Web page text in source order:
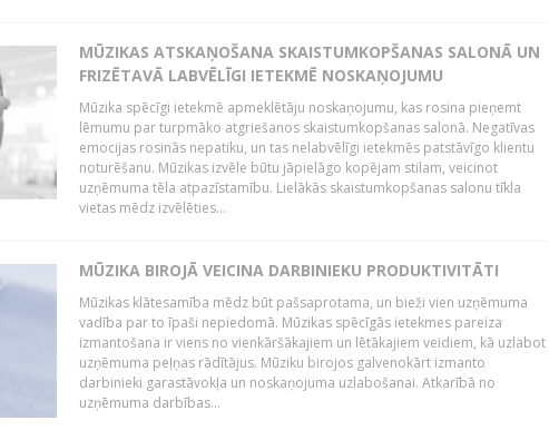
MŪZIKAS ATSKAŅOŠANA SKAISTUMKOPŠANAS SALONĀ UN
FRIZĒTAVĀ LABVĒLĪGI IETEKMĒ NOSKAŅOJUMU
Mūzika spēcīgi ietekmē apmeklētāju noskaņojumu, kas rosina pieņemt
lēmumu par turpmāko atgriešanos skaistumkopšanas salonā. Negatīvas
emocijas rosinās nepatiku, un tas nelabvēlīgi ietekmēs patstāvīgo klientu
noturēšanu. Mūzikas izvēle būtu jāpielāgo kopējam stilam, veicinot
uzņēmuma tēla atpazīstamību. Lielākās skaistumkopšanas salonu tīkla
vietas mēdz izvēlēties...
MŪZIKA BIROJĀ VEICINA DARBINIEKU PRODUKTIVITĀTI
Mūzikas klātesamība mēdz būt pašsaprotama, un bieži vien uzņēmuma
vadība par to īpaši nepiedomā. Mūzikas spēcīgās ietekmes pareiza
izmantošana ir viens no vienkāršākajiem un lētākajiem veidiem, kā uzlabot
uzņēmuma peļņas rādītājus. Mūziku birojos galvenokārt izmanto
darbinieki garastāvokļa un noskaņojuma uzlabošanai. Atkarībā no
uzņēmuma darbības...